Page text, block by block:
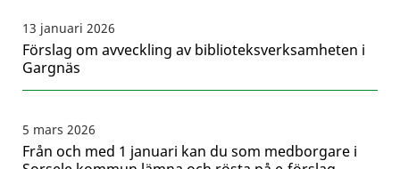
13 januari 2026
Förslag om avveckling av biblioteksverksamheten i
Gargnäs
5 mars 2026
Från och med 1 januari kan du som medborgare i